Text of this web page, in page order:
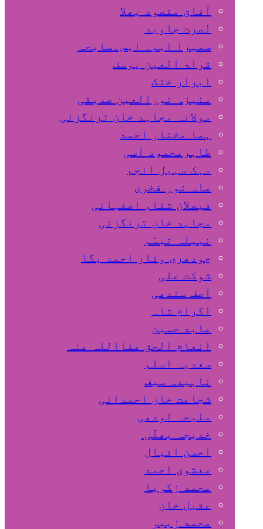
آفاق مقصود بھلا
نُصرت جاوید
سمیرا ایم۔ ایس۔سایحہ
قراۃ العین یوسف
ابرار خٹک
منیزہ نورالعین صدیقی
مولانہ مجاہد خان ترنگزئی
ہما مختار احمد
طاہرمحمود آسی
مہک سہیل انجم
ماہ نور فخری
فیصلان شفاء اصفہانی
مجاہد خان ترنگزئی
نبیلہ تبسّم
چودھری وقار احمد بگا
شوکت علی
آصف سندھی
اکرام شاہ
عابد حسین
انعام الحق عفااللہ عنہ
سعدیہ اسلم
ناہیدہ سیف
شجاعت خان احمدانی
ملیحہ لودھی
خدیجہ بھلّی
احسن اقبال
معشوق احمد
محمد زکریا
عقیل خان
محمد زبیر